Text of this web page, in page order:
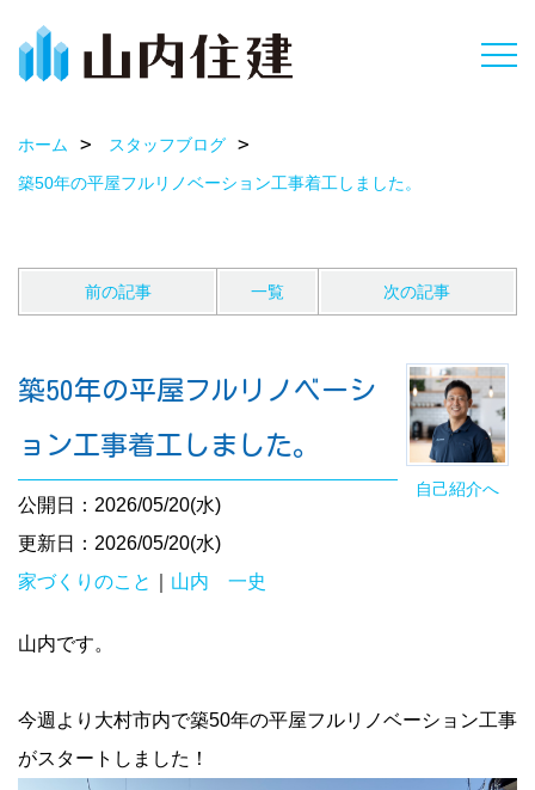
ホーム
スタッフブログ
築50年の平屋フルリノベーション工事着工しました。
前の記事 一覧 次の記事
自己紹介へ
築50年の平屋フルリノベーシ
ョン工事着工しました。
公開日：2026/05/20(水)
更新日：2026/05/20(水)
家づくりのこと
山内 一史
山内です。
今週より大村市内で築50年の平屋フルリノベーション工事
がスタートしました！